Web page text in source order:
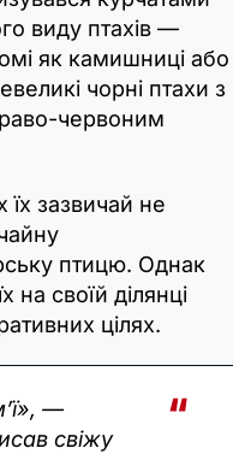
виду птахів —
як камишниці або
чорні птахи з
червоним
зазвичай не
птицю. Однак
на своїй ділянці
цілях.
—
свіжу